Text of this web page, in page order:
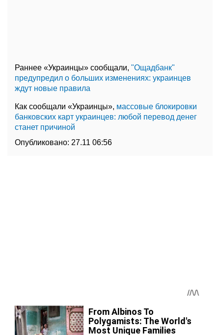
Раннее «Украинцы» сообщали, "Ощадбанк"
предупредил о больших изменениях: украинцев
ждут новые правила
Как сообщали «Украинцы», массовые блокировки
банковских карт украинцев: любой перевод денег
станет причиной
Опубликовано: 27.11 06:56